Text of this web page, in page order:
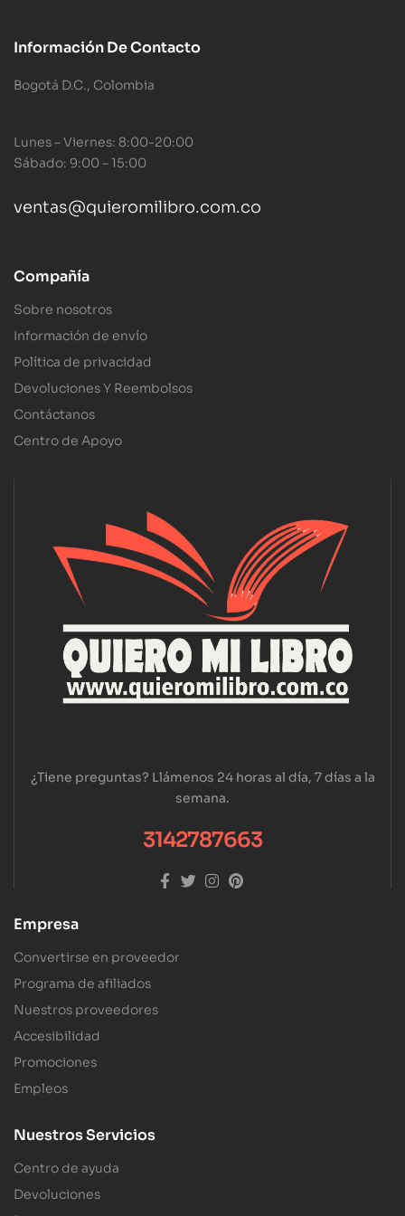
Información De Contacto
Bogotá D.C., Colombia
Lunes – Viernes: 8:00-20:00
Sábado: 9:00 – 15:00
ventas@quieromilibro.com.co
Compañía
Sobre nosotros
Información de envío
Política de privacidad
Devoluciones Y Reembolsos
Contáctanos
Centro de Apoyo
¿Tiene preguntas? Llámenos 24 horas al día, 7 días a la
semana.
3142787663
Empresa
Convertirse en proveedor
Programa de afiliados
Nuestros proveedores
Accesibilidad
Promociones
Empleos
Nuestros Servicios
Centro de ayuda
Devoluciones